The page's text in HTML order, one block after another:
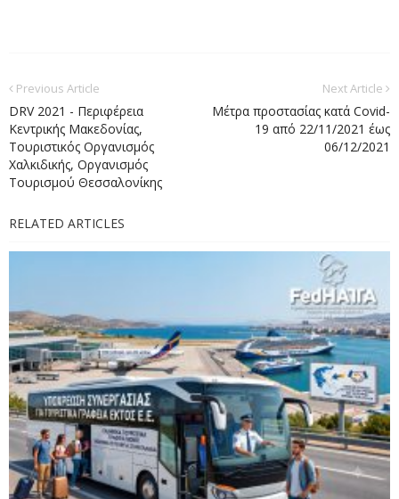
Previous Article
DRV 2021 - Περιφέρεια
Κεντρικής Μακεδονίας,
Τουριστικός Οργανισμός
Χαλκιδικής, Οργανισμός
Τουρισμού Θεσσαλονίκης
Next Article
Μέτρα προστασίας κατά Covid-
19 από 22/11/2021 έως
06/12/2021
RELATED ARTICLES